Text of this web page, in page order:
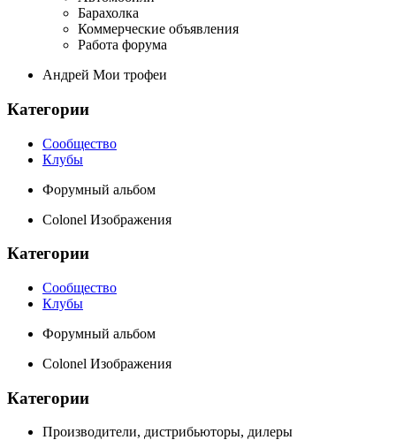
Барахолка
Коммерческие объявления
Работа форума
Андрей Мои трофеи
Категории
Сообщество
Клубы
Форумный альбом
Colonel Изображения
Категории
Сообщество
Клубы
Форумный альбом
Colonel Изображения
Категории
Производители, дистрибьюторы, дилеры